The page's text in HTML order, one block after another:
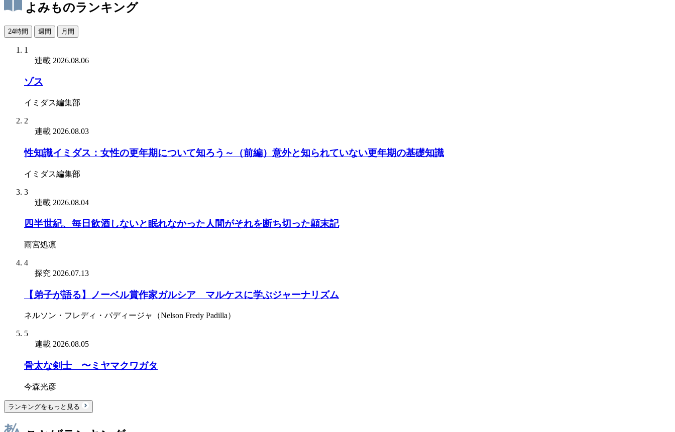
よみものランキング
24時間 週間 月間
1
連載 2026.08.06
ゾス
イミダス編集部
2
連載 2026.08.03
性知識イミダス：女性の更年期について知ろう～（前編）意外と知られていない更年期の基礎知識
イミダス編集部
3
連載 2026.08.04
四半世紀、毎日飲酒しないと眠れなかった人間がそれを断ち切った顛末記
雨宮処凛
4
探究 2026.07.13
【弟子が語る】ノーベル賞作家ガルシア゠マルケスに学ぶジャーナリズム
ネルソン・フレディ・パディージャ（Nelson Fredy Padilla）
5
連載 2026.08.05
骨太な剣士 〜ミヤマクワガタ
今森光彦
ランキングをもっと見る